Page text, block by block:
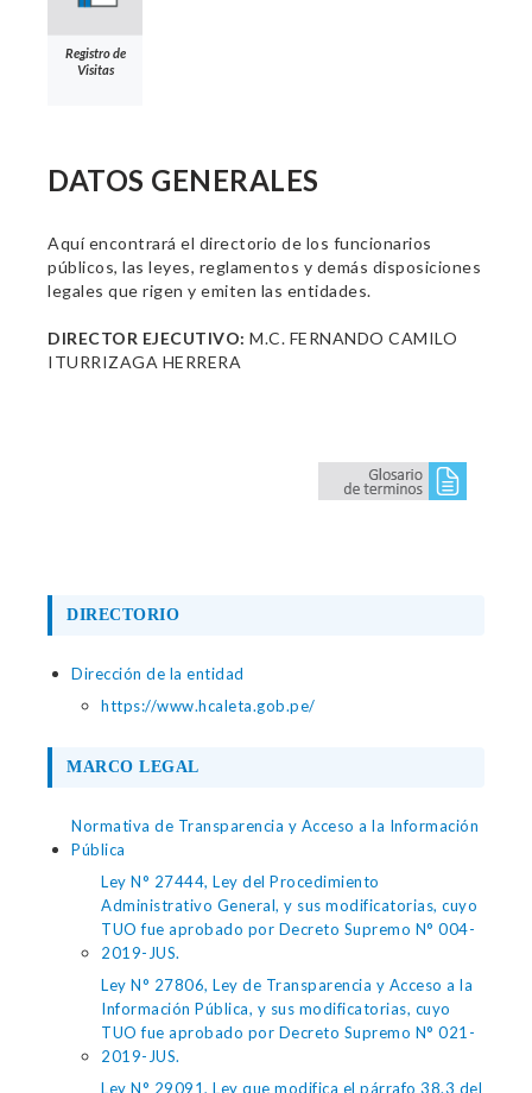
Registro de
Visitas
DATOS GENERALES
Aquí encontrará el directorio de los funcionarios
públicos, las leyes, reglamentos y demás disposiciones
legales que rigen y emiten las entidades.
DIRECTOR EJECUTIVO: M.C. FERNANDO CAMILO
ITURRIZAGA HERRERA
DIRECTORIO
Dirección de la entidad
https://www.hcaleta.gob.pe/
MARCO LEGAL
Normativa de Transparencia y Acceso a la Información
Pública
Ley N° 27444, Ley del Procedimiento
Administrativo General, y sus modificatorias, cuyo
TUO fue aprobado por Decreto Supremo N° 004-
2019-JUS.
Ley N° 27806, Ley de Transparencia y Acceso a la
Información Pública, y sus modificatorias, cuyo
TUO fue aprobado por Decreto Supremo N° 021-
2019-JUS.
Ley N° 29091, Ley que modifica el párrafo 38.3 del